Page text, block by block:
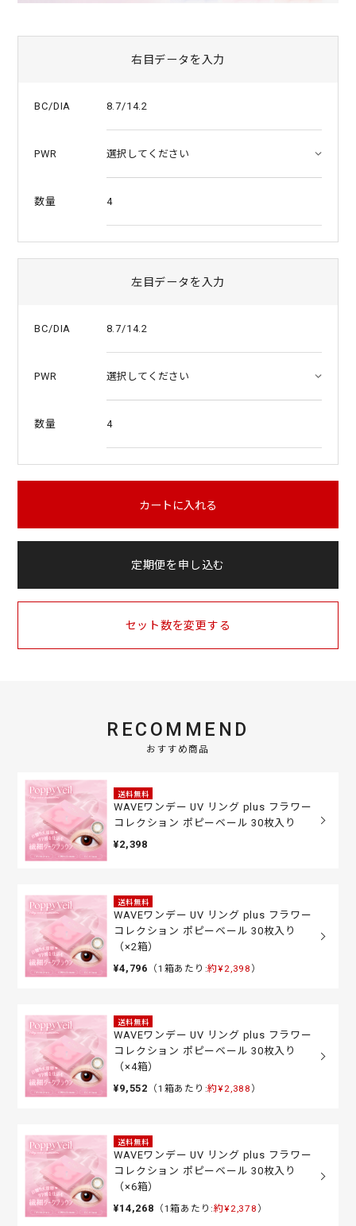
右目データを入力
BC/DIA 8.7/14.2
PWR
数量 4
左目データを入力
BC/DIA 8.7/14.2
PWR
数量 4
カートに入れる
定期便を申し込む
セット数を変更する
RECOMMEND
おすすめ商品
送料無料
WAVEワンデー UV リング plus フラワー
コレクション ポピーベール 30枚入り
¥2,398
送料無料
WAVEワンデー UV リング plus フラワー
コレクション ポピーベール 30枚入り
（×2箱）
¥4,796 （1箱あたり:約¥2,398 ）
送料無料
WAVEワンデー UV リング plus フラワー
コレクション ポピーベール 30枚入り
（×4箱）
¥9,552 （1箱あたり:約¥2,388 ）
送料無料
WAVEワンデー UV リング plus フラワー
コレクション ポピーベール 30枚入り
（×6箱）
¥14,268 （1箱あたり:約¥2,378 ）